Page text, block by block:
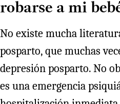
robarse a mi
No existe mucha
posparto, que muchas
depresión posparto. No
es una emergencia